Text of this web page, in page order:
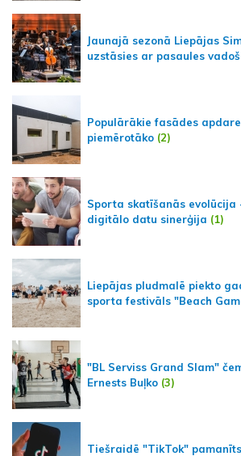
Jaunajā sezonā Liepājas
uzstāsies ar pasaules
Populārākie fasādes
piemērotāko (2)
Sporta skatīšanās evolūcija
digitālo datu sinerģija (1)
Liepājas pludmalē piekto
sporta festivāls "Beach
"BL Serviss Grand Slam"
Ernests Buļko (3)
Tiešraidē "TikTok"